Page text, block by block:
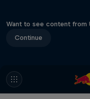
Want to see content from
Continue
Matt